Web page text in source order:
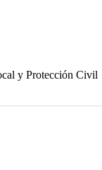
y Protección Civil